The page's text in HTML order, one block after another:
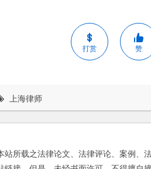
打赏 赞
上海律师
站所载之法律论文、法律评论、案例、